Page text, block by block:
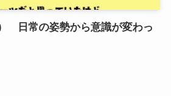
日常の姿勢から意識が変わっ